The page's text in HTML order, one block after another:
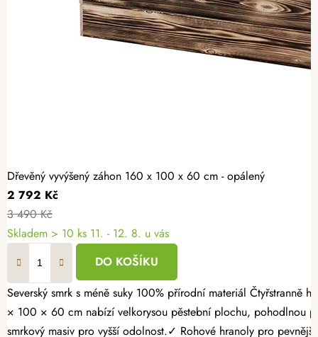
Dřevěný vyvýšený záhon 160 x 100 x 60 cm - opálený
2 792 Kč
3 490 Kč
Skladem > 10 ks 11. - 12. 8. u vás
DO KOŠÍKU
Severský smrk s méně suky 100% přírodní materiál Čtyřstranně hoblovaný masiv Proměňte svou zahradu v místo plné čerstvé zeleniny, voňavých bylinek a sladkých jahod. Opálený dřevěný vyvýšený záhon 160
× 100 × 60 cm nabízí velkorysou pěstební plochu, pohodlnou
smrkový masiv pro vyšší odolnost.✓ Rohové hranoly pro